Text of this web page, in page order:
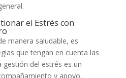
el Estrés con
manera saludable, es
que tengan en cuenta las
gestión del estrés es un
y apoyo,